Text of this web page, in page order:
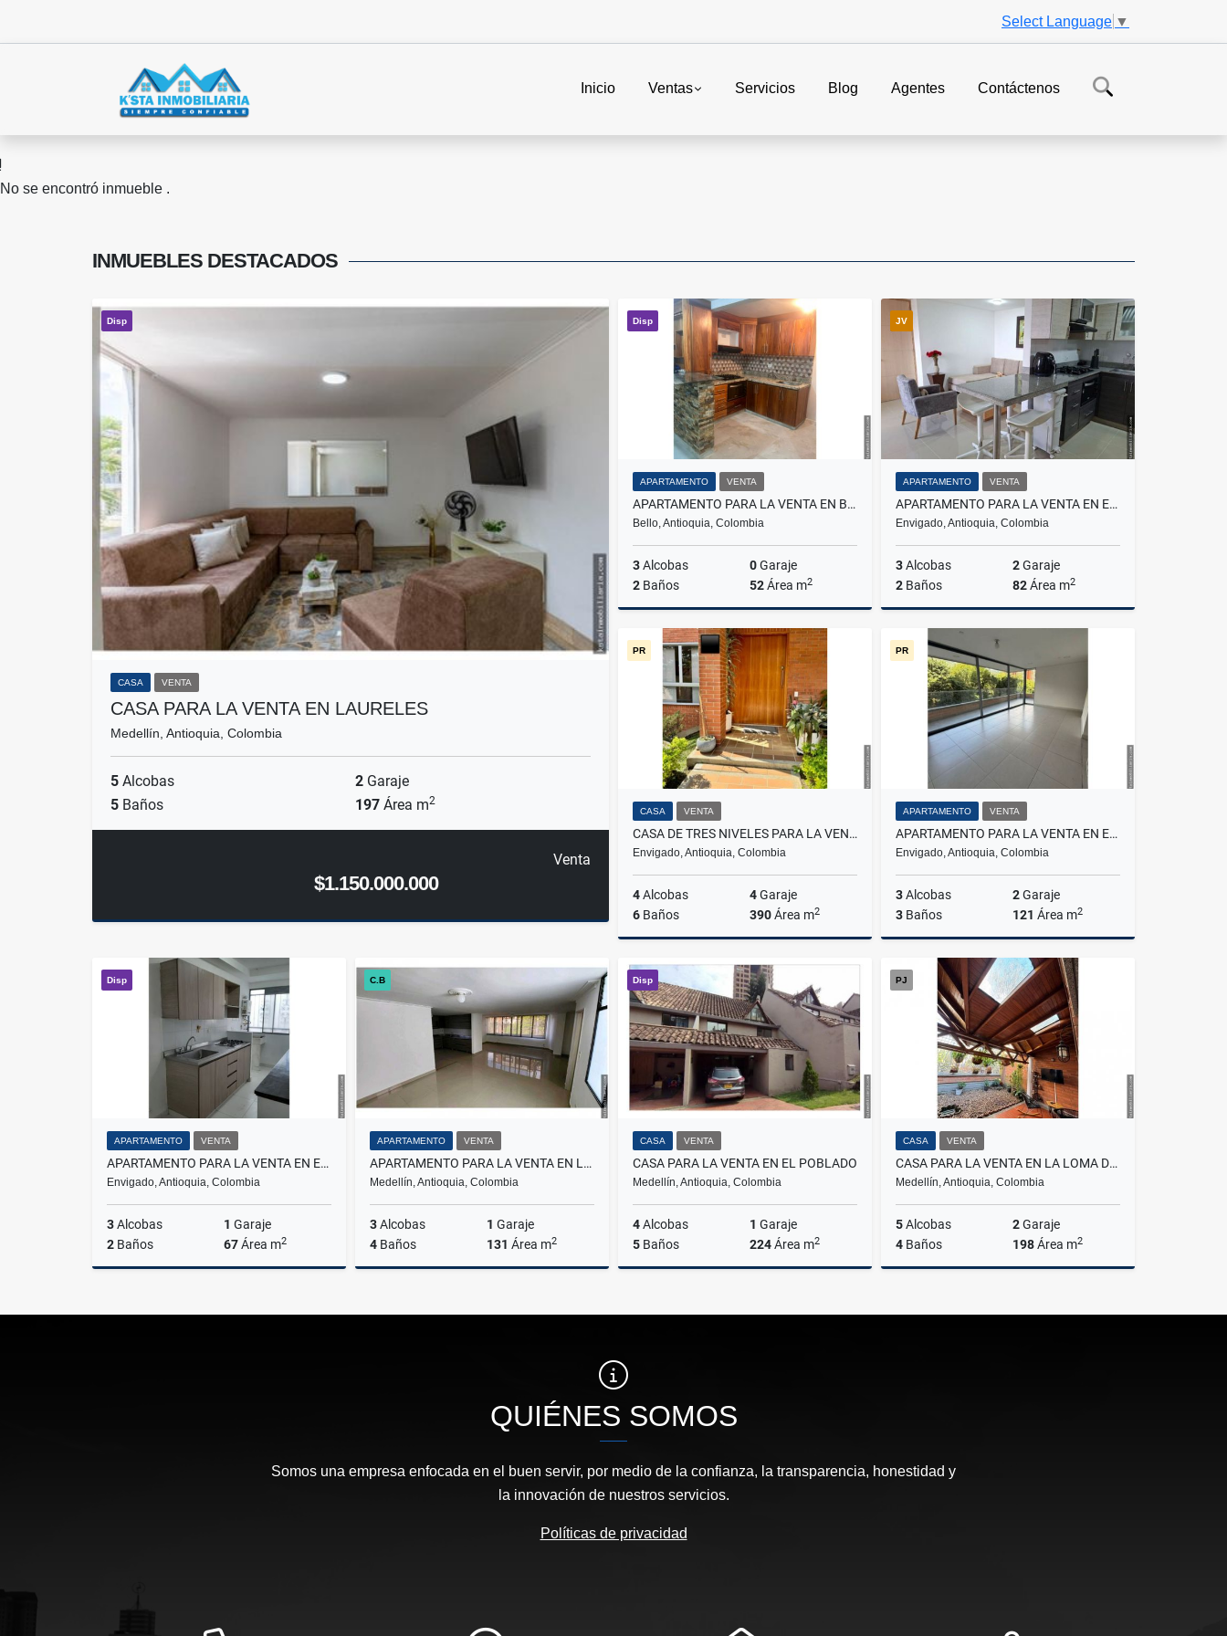
Select Language ▼
Inicio Ventas Servicios Blog Agentes Contáctenos
No se encontró inmueble .
INMUEBLES DESTACADOS
Disp
CASA VENTA
CASA PARA LA VENTA EN LAURELES
Medellín, Antioquia, Colombia
5 Alcobas 2 Garaje
5 Baños 197 Área m2
Venta
$1.150.000.000
Disp
APARTAMENTO VENTA
APARTAMENTO PARA LA VENTA EN BELLO AMAZONIA
Bello, Antioquia, Colombia
3Alcobas 0Garaje
2 Baños 52Área m2
Venta
$294.000.000
JV
APARTAMENTO VENTA
APARTAMENTO PARA LA VENTA EN ENVIGADO LOMA DEL ESMERALDAL
Envigado, Antioquia, Colombia
3Alcobas 2Garaje
2 Baños 82Área m2
PR
CASA VENTA
CASA DE TRES NIVELES PARA LA VENTA EN ENVIGADO LOMA BENEDICTINOS
Envigado, Antioquia, Colombia
4Alcobas 4Garaje
6 Baños 390Área m2
$2.990.000.000
PR
APARTAMENTO VENTA
APARTAMENTO PARA LA VENTA EN ENVIGADO LOMA DEL CHOCHO
Envigado, Antioquia, Colombia
3Alcobas 2Garaje
3 Baños 121 Área m2
$1.300.000.000
Disp
APARTAMENTO VENTA
APARTAMENTO PARA LA VENTA EN ENVIGADO LA CUENCA
Envigado, Antioquia, Colombia
3Alcobas 1 Garaje
2 Baños 67Área m2
$420.000.000
C.B
APARTAMENTO VENTA
APARTAMENTO PARA LA VENTA EN LAURELES
Medellín, Antioquia, Colombia
3Alcobas 1 Garaje
4 Baños 131 Área m2
$800.000.000
Disp
CASA VENTA
CASA PARA LA VENTA EN EL POBLADO
Medellín, Antioquia, Colombia
4Alcobas 1 Garaje
5 Baños 224Área m2
$1.720.000.000
PJ
CASA VENTA
CASA PARA LA VENTA EN LA LOMA DE LOS BERNAL
Medellín, Antioquia, Colombia
5Alcobas 2Garaje
4 Baños 198Área m2
$1.010.000.000
QUIÉNES SOMOS
Somos una empresa enfocada en el buen servir, por medio de la confianza, la transparencia, honestidad y
la innovación de nuestros servicios.
Políticas de privacidad